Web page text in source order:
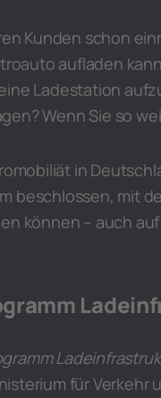
Kunden schon
aufladen
Ladestation
Wenn Sie so
in
beschlossen, mit
können – auch
für Verkehr